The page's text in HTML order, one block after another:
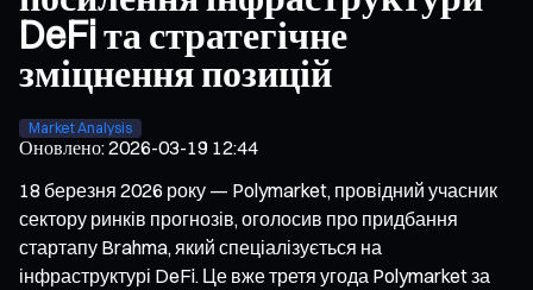
DeFi та стратегічне
зміцнення позицій
Market Analysis
Оновлено:2026-03-19 12:44
18 березня 2026 року — Polymarket, провідний учасник
сектору ринків прогнозів, оголосив про придбання
стартапу Brahma, який спеціалізується на
інфраструктурі DeFi. Це вже третя угода Polymarket за